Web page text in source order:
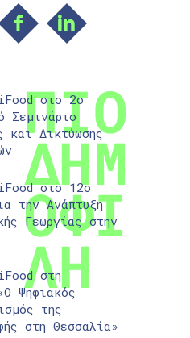
στο 2ο
Σεμινάριο
και Δικτύωσης
στο 12ο
την Ανάπτυξη
Γεωργίας στην
στη
Ψηφιακός
της
στη Θεσσαλία»